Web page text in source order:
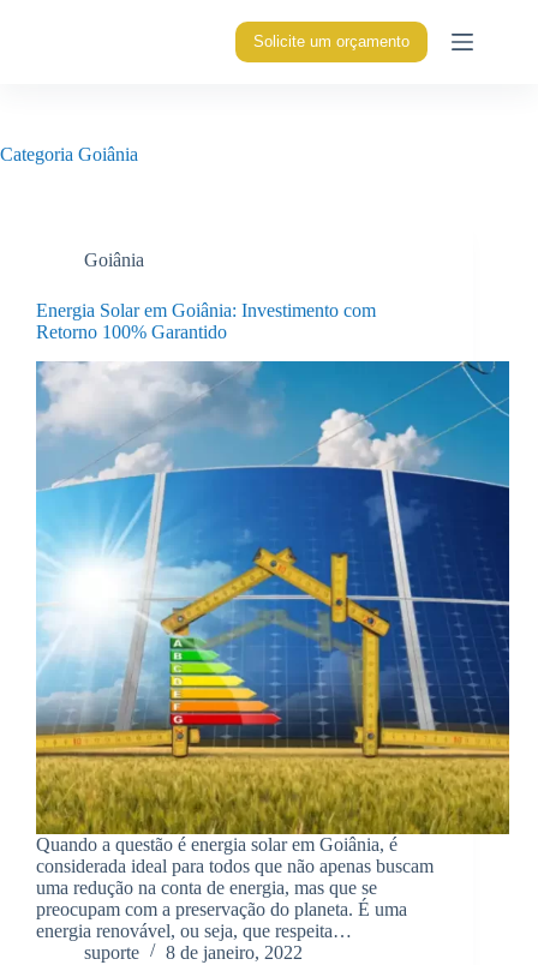
Solicite um orçamento
Categoria Goiânia
Goiânia
Energia Solar em Goiânia: Investimento com
Retorno 100% Garantido
Quando a questão é energia solar em Goiânia, é
considerada ideal para todos que não apenas buscam
uma redução na conta de energia, mas que se
preocupam com a preservação do planeta. É uma
energia renovável, ou seja, que respeita…
suporte
8 de janeiro, 2022